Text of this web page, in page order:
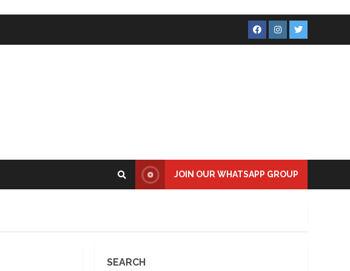
Facebook
Instagram
Twitter
JOIN OUR WHATSAPP GROUP
SEARCH